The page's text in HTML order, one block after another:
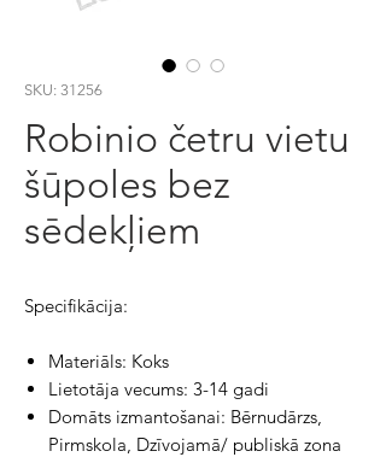
SKU: 31256
Robinio četru vietu
šūpoles bez
sēdekļiem
Specifikācija:
Materiāls: Koks
Lietotāja vecums: 3-14 gadi
Domāts izmantošanai: Bērnudārzs,
Pirmskola, Dzīvojamā/ publiskā zona